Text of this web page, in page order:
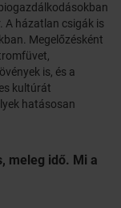
A házatlan csigák is
Megelőzésként
is, és a
kultúrát
hatásosan
meleg idő. Mi a